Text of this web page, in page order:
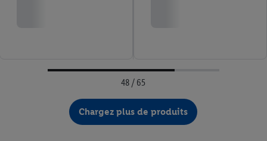
48 / 65
Chargez plus de produits